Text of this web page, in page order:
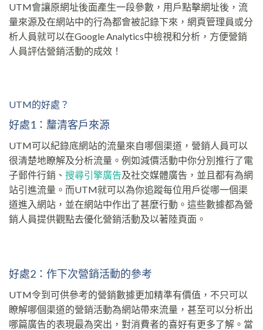
UTM會讓原網址後面產生一段參數，用戶點擊網址後，流
量來源及在網站中的行為都會被記錄下來，網頁管理員或分
析人員就可以在Google Analytics中檢視和分析，方便營銷
人員評估營銷活動的成效！
UTM的好處？
好處1：釐清客戶來源
UTM可以紀錄底網站的流量來自哪個渠道，營銷人員可以
很清楚地瞭解及分析流量。例如減價活動中你分別推行了電
子郵件行銷、 搜尋引擎廣告及社交媒體廣告，並且都有為網
站引進流量。而UTM就可以為你追蹤每位用戶從哪一個渠
道進入網站，並在網站中作出了甚麼行動。這些數據都為營
銷人員提供觀點去優化營銷活動及以著陸頁面。
好處2：作下次營銷活動的參考
UTM令到可供參考的營銷數據更加精準有價值，不只可以
瞭解哪個渠道的營銷活動為網站帶來流量，甚至可以分析出
哪篇廣告的表現最為突出，對消費者的喜好有更多了解。當